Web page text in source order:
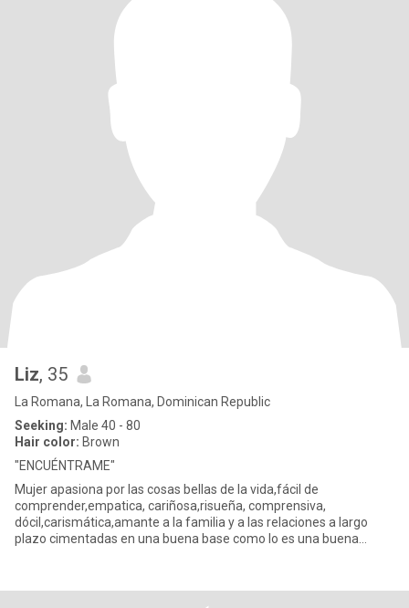
Liz, 35
La Romana, La Romana, Dominican Republic
Seeking: Male 40 - 80
Hair color: Brown
"ENCUÉNTRAME"
Mujer apasiona por las cosas bellas de la vida,fácil de
comprender,empatica, cariñosa,risueña, comprensiva,
dócil,carismática,amante a la familia y a las relaciones a largo
plazo cimentadas en una buena base como lo es una buena